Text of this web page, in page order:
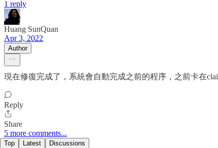
1 reply
Huang SunQuan
Apr 3, 2022
Author
現在修復完成了，系統會自動完成之前的程序，之前卡在
Reply
Share
5 more comments...
Top Latest Discussions